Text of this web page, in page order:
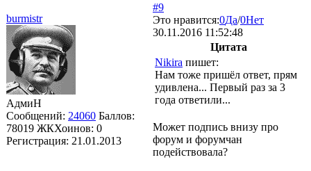
burmistr
АдмиН
Сообщений: 24060 Баллов:
78019 ЖКХоинов: 0
Регистрация: 21.01.2013
#9
Это нравится:0Да/0Нет
30.11.2016 11:52:48
Цитата
Nikira пишет:
Нам тоже пришёл ответ, прям
удивлена... Первый раз за 3
года ответили...
Может подпись внизу про
форум и форумчан
подействовала?